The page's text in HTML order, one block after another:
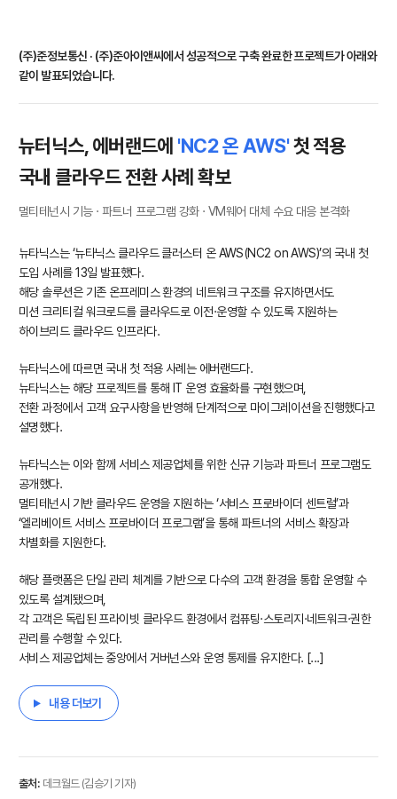
(주)준정보통신 · (주)준아이앤씨에서 성공적으로 구축 완료한 프로젝트가 아래와
같이 발표되었습니다.
뉴터닉스, 에버랜드에 'NC2 온 AWS'첫 적용
국내 클라우드 전환 사례 확보
멀티테넌시 기능 · 파트너 프로그램 강화 · VM웨어 대체 수요 대응 본격화
뉴타닉스는 ‘뉴타닉스 클라우드 클러스터 온 AWS(NC2 on AWS)’의 국내 첫
도입 사례를 13일 발표했다.
해당 솔루션은 기존 온프레미스 환경의 네트워크 구조를 유지하면서도
미션 크리티컬 워크로드를 클라우드로 이전·운영할 수 있도록 지원하는
하이브리드 클라우드 인프라다.
뉴타닉스에 따르면 국내 첫 적용 사례는 에버랜드다.
뉴타닉스는 해당 프로젝트를 통해 IT 운영 효율화를 구현했으며,
전환 과정에서 고객 요구사항을 반영해 단계적으로 마이그레이션을 진행했다고
설명했다.
뉴타닉스는 이와 함께 서비스 제공업체를 위한 신규 기능과 파트너 프로그램도
공개했다.
멀티테넌시 기반 클라우드 운영을 지원하는 ‘서비스 프로바이더 센트럴’과
‘엘리베이트 서비스 프로바이더 프로그램’을 통해 파트너의 서비스 확장과
차별화를 지원한다.
해당 플랫폼은 단일 관리 체계를 기반으로 다수의 고객 환경을 통합 운영할 수
있도록 설계됐으며,
각 고객은 독립된 프라이빗 클라우드 환경에서 컴퓨팅·스토리지·네트워크·권한
관리를 수행할 수 있다.
서비스 제공업체는 중앙에서 거버넌스와 운영 통제를 유지한다. [...]
내용 더보기
출처: 데크월드 (김승기 기자)